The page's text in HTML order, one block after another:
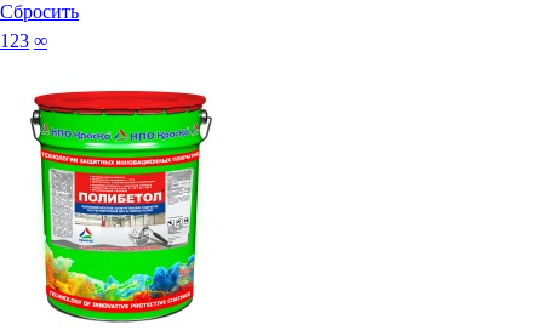
Сбросить
123 ∞